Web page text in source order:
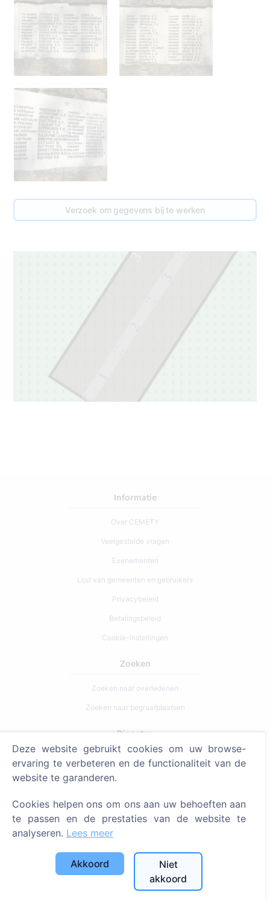
Verzoek om gegevens bij te werken
3
Informatie
Over CEMETY
Veelgestelde vragen
Evenementen
Lijst van gemeenten en gebruikers
Privacybeleid
Betalingsbeleid
Cookie-instellingen
Zoeken
Zoeken naar overledenen
Zoeken naar begraafplaatsen
Diensten
Contacten
371 29144816
info@cemety.lv
Wij opereren door het hele land!
Deze website gebruikt cookies om uw browse-
ervaring te verbeteren en de functionaliteit van de
website te garanderen.
Cookies helpen ons om ons aan uw behoeften aan
te passen en de prestaties van de website te
analyseren. Lees meer
Akkoord
Niet
akkoord